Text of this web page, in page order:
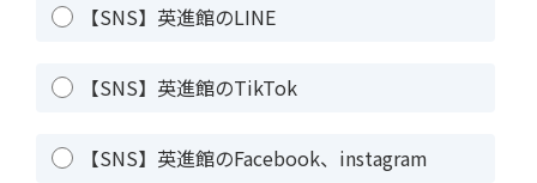
【SNS】英進館のLINE
【SNS】英進館のTikTok
【SNS】英進館のFacebook、instagram